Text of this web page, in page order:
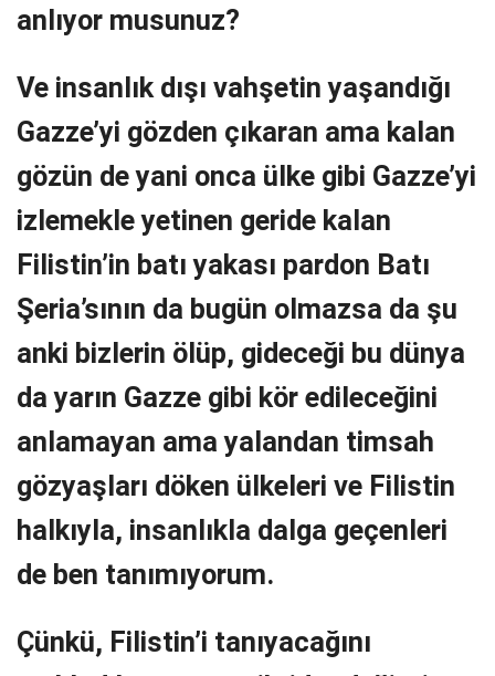
anlıyor musunuz?
Ve insanlık dışı vahşetin yaşandığı
Gazze’yi gözden çıkaran ama kalan
gözün de yani onca ülke gibi Gazze’yi
izlemekle yetinen geride kalan
Filistin’in batı yakası pardon Batı
Şeria’sının da bugün olmazsa da şu
anki bizlerin ölüp, gideceği bu dünya
da yarın Gazze gibi kör edileceğini
anlamayan ama yalandan timsah
gözyaşları döken ülkeleri ve Filistin
halkıyla, insanlıkla dalga geçenleri
de ben tanımıyorum.
Çünkü, Filistin’i tanıyacağını